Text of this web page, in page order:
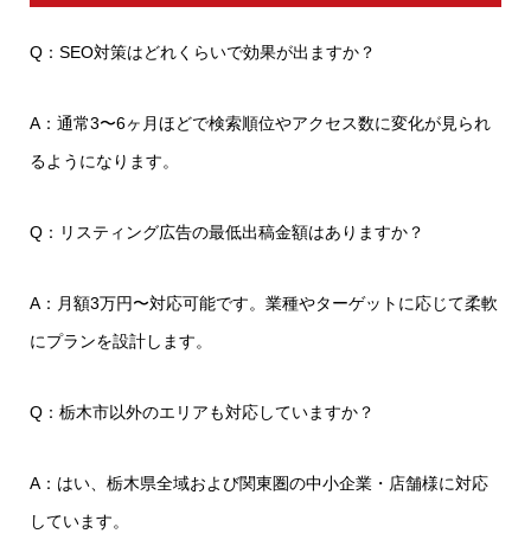
Q：SEO対策はどれくらいで効果が出ますか？
A：通常3〜6ヶ月ほどで検索順位やアクセス数に変化が見られ
るようになります。
Q：リスティング広告の最低出稿金額はありますか？
A：月額3万円〜対応可能です。業種やターゲットに応じて柔軟
にプランを設計します。
Q：栃木市以外のエリアも対応していますか？
A：はい、栃木県全域および関東圏の中小企業・店舗様に対応
しています。